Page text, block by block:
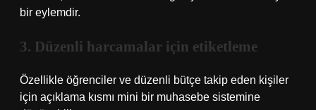
bir eylemdir.
3. Düzenli harcamalar için etiketleme
Özellikle öğrenciler ve düzenli bütçe takip eden kişiler
için açıklama kısmı mini bir muhasebe sistemine